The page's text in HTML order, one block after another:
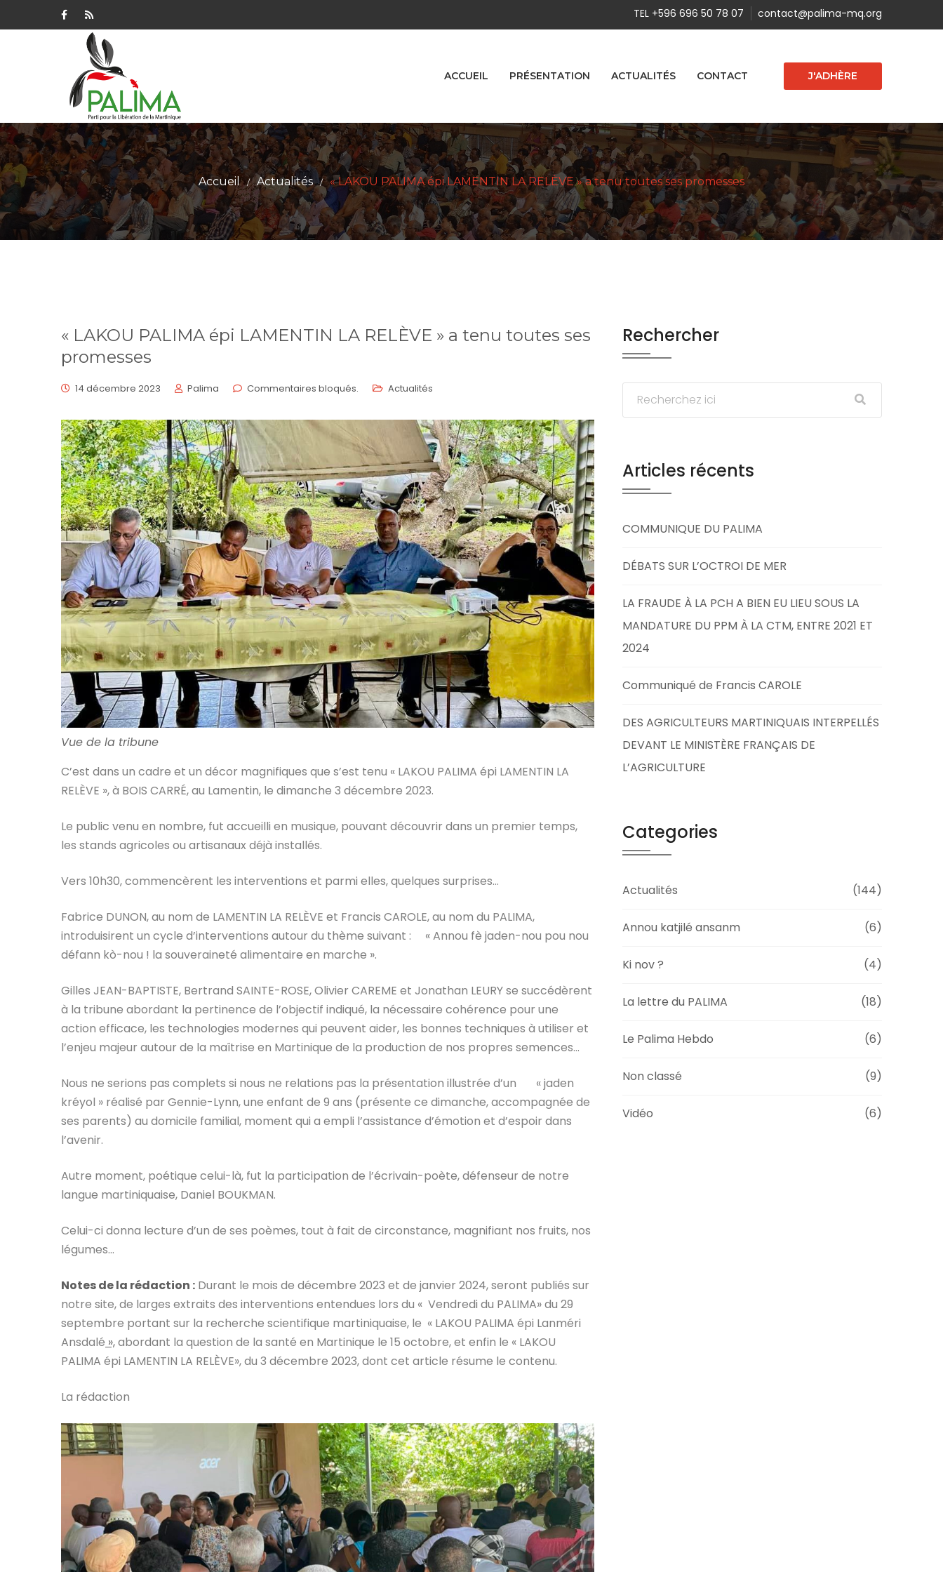
TEL +596 696 50 78 07 contact@palima-mq.org
ACCUEIL PRÉSENTATION ACTUALITÉS CONTACT J'ADHÈRE
Accueil / Actualités / « LAKOU PALIMA épi LAMENTIN LA RELÈVE » a tenu toutes ses promesses
« LAKOU PALIMA épi LAMENTIN LA RELÈVE » a tenu toutes ses
promesses
14 décembre 2023 Palima Commentaires bloqués. Actualités
Vue de la tribune
C’est dans un cadre et un décor magnifiques que s’est tenu « LAKOU PALIMA épi LAMENTIN LA
RELÈVE », à BOIS CARRÉ, au Lamentin, le dimanche 3 décembre 2023.
Le public venu en nombre, fut accueilli en musique, pouvant découvrir dans un premier temps,
les stands agricoles ou artisanaux déjà installés.
Vers 10h30, commencèrent les interventions et parmi elles, quelques surprises…
Fabrice DUNON, au nom de LAMENTIN LA RELÈVE et Francis CAROLE, au nom du PALIMA,
introduisirent un cycle d’interventions autour du thème suivant : « Annou fè jaden-nou pou nou
défann kò-nou ! la souveraineté alimentaire en marche ».
Gilles JEAN-BAPTISTE, Bertrand SAINTE-ROSE, Olivier CAREME et Jonathan LEURY se succédèrent
à la tribune abordant la pertinence de l’objectif indiqué, la nécessaire cohérence pour une
action efficace, les technologies modernes qui peuvent aider, les bonnes techniques à utiliser et
l’enjeu majeur autour de la maîtrise en Martinique de la production de nos propres semences…
Nous ne serions pas complets si nous ne relations pas la présentation illustrée d’un « jaden
kréyol » réalisé par Gennie-Lynn, une enfant de 9 ans (présente ce dimanche, accompagnée de
ses parents) au domicile familial, moment qui a empli l’assistance d’émotion et d’espoir dans
l’avenir.
Autre moment, poétique celui-là, fut la participation de l’écrivain-poète, défenseur de notre
langue martiniquaise, Daniel BOUKMAN.
Celui-ci donna lecture d’un de ses poèmes, tout à fait de circonstance, magnifiant nos fruits, nos
légumes…
Notes de la rédaction : Durant le mois de décembre 2023 et de janvier 2024, seront publiés sur
notre site, de larges extraits des interventions entendues lors du « Vendredi du PALIMA» du 29
septembre portant sur la recherche scientifique martiniquaise, le « LAKOU PALIMA épi Lanméri
Ansdalé »,abordant la question de la santé en Martinique le 15 octobre, et enfin le « LAKOU
PALIMA épi LAMENTIN LA RELÈVE», du 3 décembre 2023, dont cet article résume le contenu.
La rédaction
Rechercher
Articles récents
COMMUNIQUE DU PALIMA
DÉBATS SUR L’OCTROI DE MER
LA FRAUDE À LA PCH A BIEN EU LIEU SOUS LA
MANDATURE DU PPM À LA CTM, ENTRE 2021 ET
2024
Communiqué de Francis CAROLE
DES AGRICULTEURS MARTINIQUAIS INTERPELLÉS
DEVANT LE MINISTÈRE FRANÇAIS DE
L’AGRICULTURE
Categories
Actualités (144)
Annou katjilé ansanm (6)
Ki nov ? (4)
La lettre du PALIMA (18)
Le Palima Hebdo (6)
Non classé (9)
Vidéo (6)